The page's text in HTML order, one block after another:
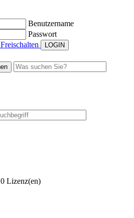
Benutzername
Passwort
Freischalten
0 Lizenz(en)